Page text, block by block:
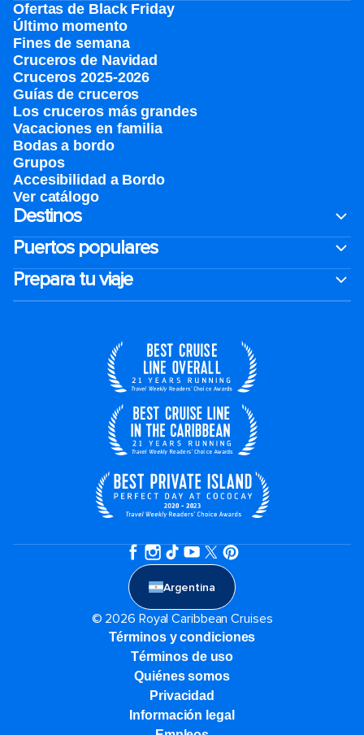
Ofertas de Black Friday
Último momento
Fines de semana
Cruceros de Navidad
Cruceros 2025-2026
Guías de cruceros
Los cruceros más grandes
Vacaciones en familia
Bodas a bordo
Grupos
Accesibilidad a Bordo
Ver catálogo
Destinos
Puertos populares
Prepara tu viaje
Argentina
© 2026 Royal Caribbean Cruises
Términos y condiciones
Términos de uso
Quiénes somos
Privacidad
Información legal